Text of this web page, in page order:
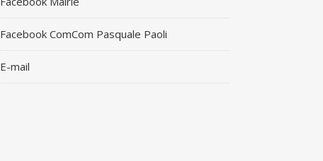
Facebook ComCom Pasquale Paoli
E-mail